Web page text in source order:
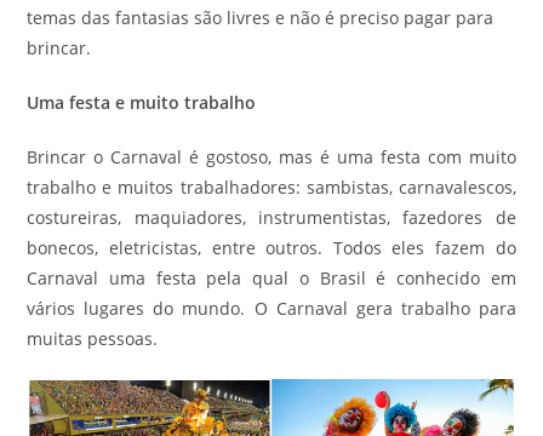
temas das fantasias são livres e não é preciso pagar para
brincar.
Uma festa e muito trabalho
Brincar o Carnaval é gostoso, mas é uma festa com muito
trabalho e muitos trabalhadores: sambistas, carnavalescos,
costureiras, maquiadores, instrumentistas, fazedores de
bonecos, eletricistas, entre outros. Todos eles fazem do
Carnaval uma festa pela qual o Brasil é conhecido em
vários lugares do mundo. O Carnaval gera trabalho para
muitas pessoas.